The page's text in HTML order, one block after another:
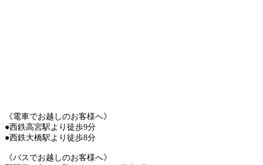
《電車でお越しのお客様へ》
●西鉄高宮駅より徒歩9分
●西鉄大橋駅より徒歩8分
《バスでお越しのお客様へ》